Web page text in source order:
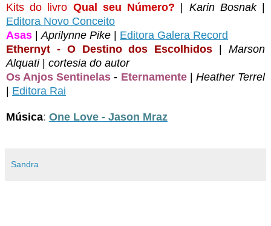
Kits do livro Qual seu Número? | Karin Bosnak|
Editora Novo Conceito
Asas | Aprilynne Pike | Editora Galera Record
Ethernyt - O Destino dos Escolhidos |Marson
Alquati| cortesia do autor
Os Anjos Sentinelas - Eternamente| Heather Terrel
| Editora Rai
Música: One Love - Jason Mraz
Sandra